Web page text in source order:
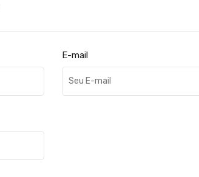
E-mail